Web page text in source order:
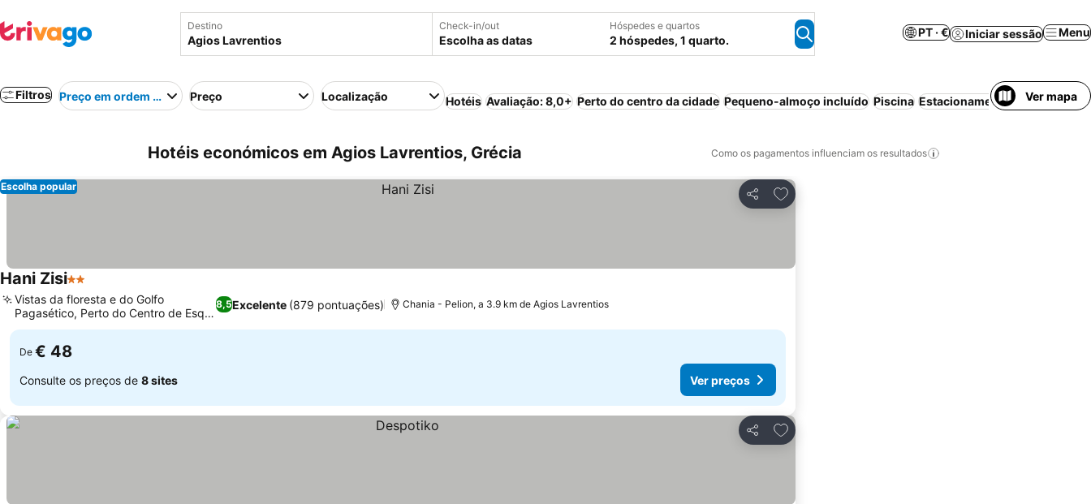
Destino Check-in/out
Escolha as datas
Hóspedes e quartos
2 hóspedes, 1 quarto.
PT · € Iniciar sessão Menu
Filtros Preço em ordem crescentePreço Localização Hotéis Avaliação: 8,0+ Perto do centro da cidade Pequeno-almoço incluído Piscina Estacionamento Aparthotel
Ver mapa
Hotéis económicos em Agios Lavrentios, Grécia Como os pagamentos influenciam os resultados
Partilhar
Adicionar aos favoritos
Escolha popular
Hani Zisi2 Estrelas
8,5Excelente (879 pontuações)
Vistas da floresta e do Golfo
Pagasético, Perto do Centro de Esqui
de Pelion
Chania - Pelion, a 3.9 km de Agios Lavrentios
De € 48
Consulte os preços de 8 sites Ver preços
Partilhar
Adicionar aos favoritos